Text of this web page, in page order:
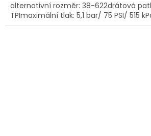
alternativní rozměr: 38-622drátová
TPImaximální tlak: 5,1 bar/ 75 PSI/ 515